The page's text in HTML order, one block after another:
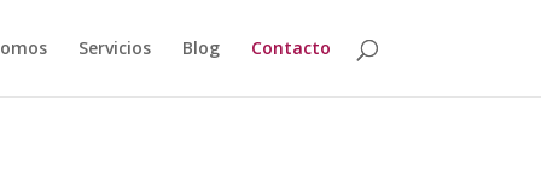
Servicios Blog Contacto